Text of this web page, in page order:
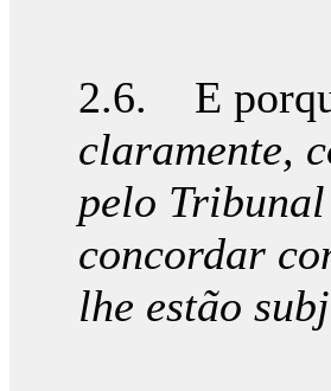
2.6. E
claramente,
pelo
concordar
lhe estão